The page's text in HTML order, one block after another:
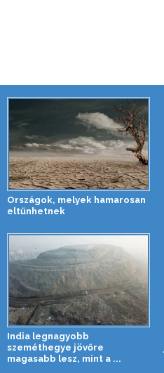
Országok, melyek hamarosan
eltűnhetnek
India legnagyobb
szeméthegye jövőre
magasabb lesz, mint a ...